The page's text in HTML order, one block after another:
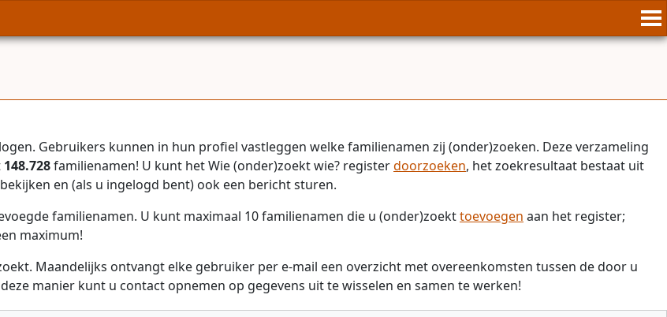
Gebruikers kunnen in hun profiel vastleggen welke familienamen zij (onder)zoeken. Deze verzameling
148.728familienamen! U kunt het Wie (onder)zoekt wie? registerdoorzoeken, het zoekresultaat bestaat uit
en (als u ingelogd bent) ook een bericht sturen.
familienamen. U kunt maximaal 10 familienamen die u (onder)zoekttoevoegen aan het register;
maximum!
Maandelijks ontvangt elke gebruiker per e-mail een overzicht met overeenkomsten tussen de door u
manier kunt u contact opnemen op gegevens uit te wisselen en samen te werken!